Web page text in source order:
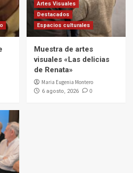
Artes Visuales
Destacados
Espacios culturales
Muestra de artes
visuales «Las delicias
de Renata»
Maria Eugenia Montero
6 agosto, 2026 0